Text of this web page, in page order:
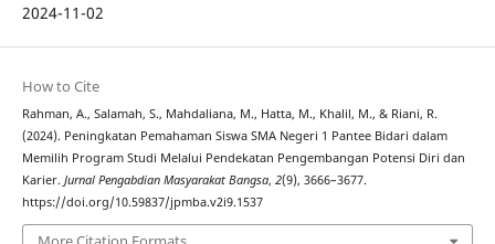
2024-11-02
How to Cite
Rahman, A., Salamah, S., Mahdaliana, M., Hatta, M., Khalil, M., & Riani, R.
(2024). Peningkatan Pemahaman Siswa SMA Negeri 1 Pantee Bidari dalam
Memilih Program Studi Melalui Pendekatan Pengembangan Potensi Diri dan
Karier. Jurnal Pengabdian Masyarakat Bangsa, 2(9), 3666–3677.
https://doi.org/10.59837/jpmba.v2i9.1537